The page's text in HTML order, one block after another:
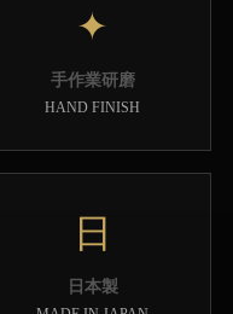
✦
手作業研磨
HAND FINISH
日
日本製